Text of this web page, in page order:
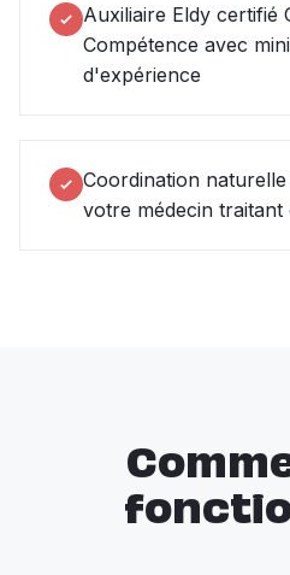
Auxiliaire Eldy certifié
Compétence avec
d'expérience
Coordination
votre médecin traitant